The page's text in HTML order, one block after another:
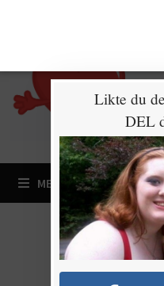
MENY
Likte du
DEL